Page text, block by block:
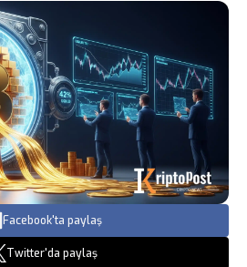
Facebook'ta paylaş
Twitter'da paylaş